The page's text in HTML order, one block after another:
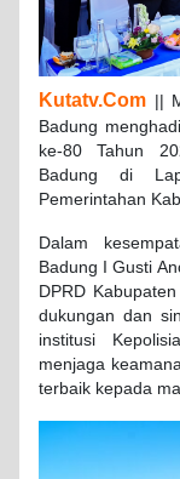
Kutatv.Com ||
Badung
ke-80 Tahun
Badung di
Pemerintahan
Dalam
Badung I Gusti
DPRD
dukungan dan
institusi
menjaga
terbaik kepada